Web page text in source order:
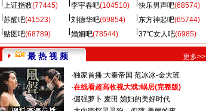
上证指数(77445) 李宇春吧(104510) 快乐男声吧(68574)
苏醒吧(41523) 刘德华吧(69854) 东方神起吧(65744)
贴图吧(68789) 婚姻吧(78544) 37℃女人吧(6985)
最 热 视 频 更多>>
·独家首播:大秦帝国 范冰冰-金大班
·在线看超高收视大戏:蜗居(完整版)
·倔强萝卜 麦田 媳妇的美好时代